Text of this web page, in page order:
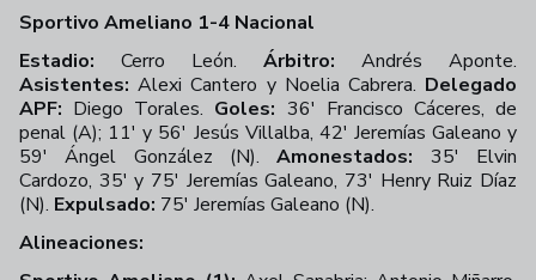
Sportivo Ameliano 1-4 Nacional
Estadio: Cerro León. Árbitro: Andrés Aponte.
Asistentes: Alexi Cantero y Noelia Cabrera. Delegado
APF: Diego Torales. Goles: 36' Francisco Cáceres, de
penal (A); 11' y 56' Jesús Villalba, 42' Jeremías Galeano y
59' Ángel González (N).Amonestados: 35' Elvin
Cardozo, 35' y 75' Jeremías Galeano, 73' Henry Ruiz Díaz
(N). Expulsado: 75' Jeremías Galeano (N).
Alineaciones: